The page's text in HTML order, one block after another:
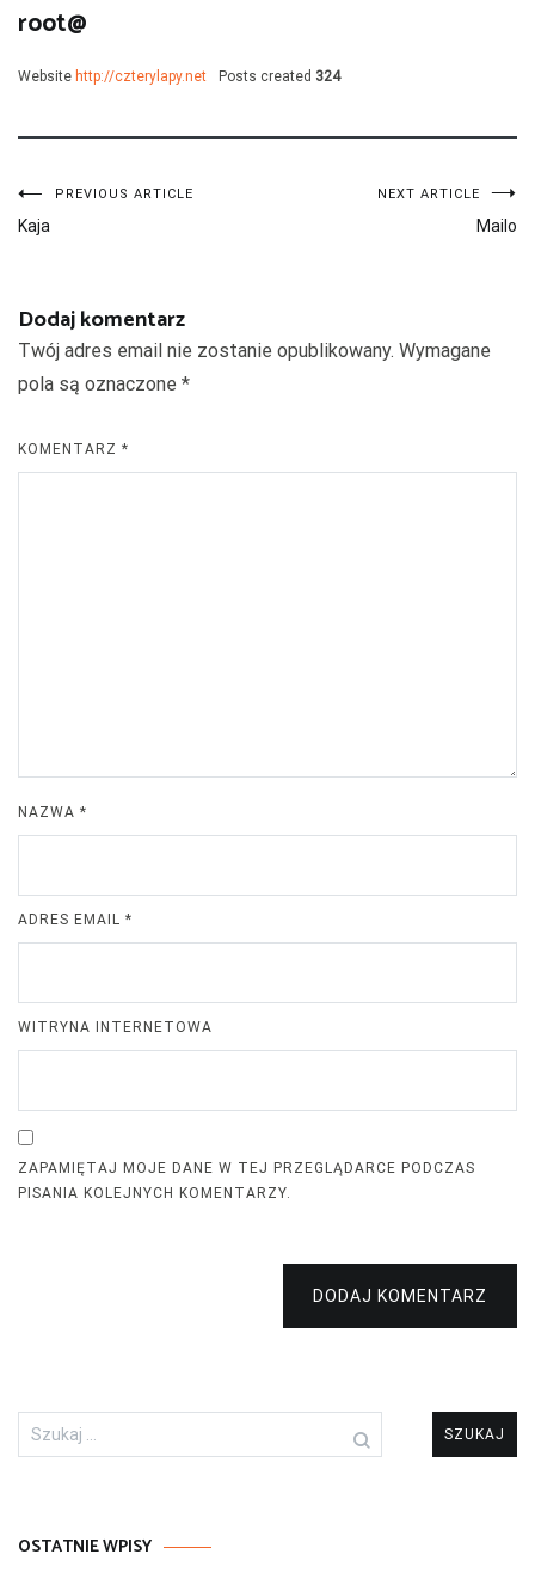
root@
Website http://czterylapy.net Posts created 324
Nawigacja
PREVIOUS ARTICLE
Kaja
NEXT ARTICLE
Mailo
Dodaj komentarz
Twój adres email nie zostanie opublikowany. Wymagane
pola są oznaczone *
KOMENTARZ *
NAZWA *
ADRES EMAIL *
WITRYNA INTERNETOWA
ZAPAMIĘTAJ MOJE DANE W TEJ PRZEGLĄDARCE PODCZAS
PISANIA KOLEJNYCH KOMENTARZY.
DODAJ KOMENTARZ
Szukaj:
OSTATNIE WPISY